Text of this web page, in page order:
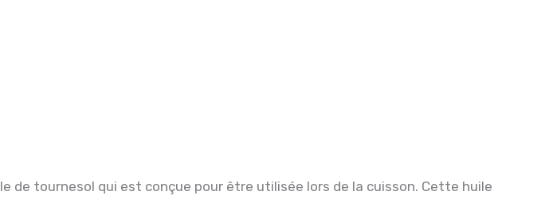
de tournesol qui est conçue pour être utilisée lors de la cuisson. Cette huile